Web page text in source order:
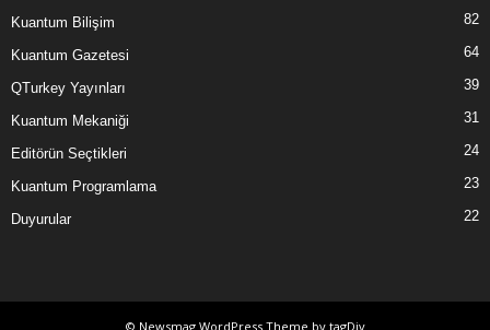
Kuantum Bilişim 82
Kuantum Gazetesi 64
QTurkey Yayınları 39
Kuantum Mekaniği 31
Editörün Seçtikleri 24
Kuantum Programlama 23
Duyurular 22
© Newsmag WordPress Theme by tagDiv